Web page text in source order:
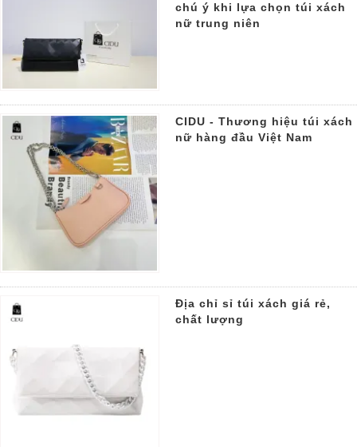
chú ý khi lựa chọn túi xách
nữ trung niên
CIDU - Thương hiệu túi xách
nữ hàng đầu Việt Nam
Địa chỉ sỉ túi xách giá rẻ,
chất lượng